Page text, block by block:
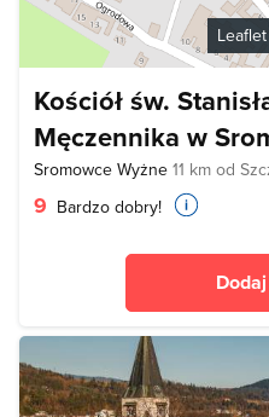
Leaflet
Kościół św.
Męczennika w
Sromowce Wyżne 11 km od
9 Bardzo dobry!